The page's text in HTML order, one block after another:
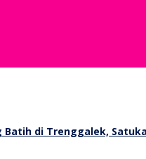
di Trenggalek,